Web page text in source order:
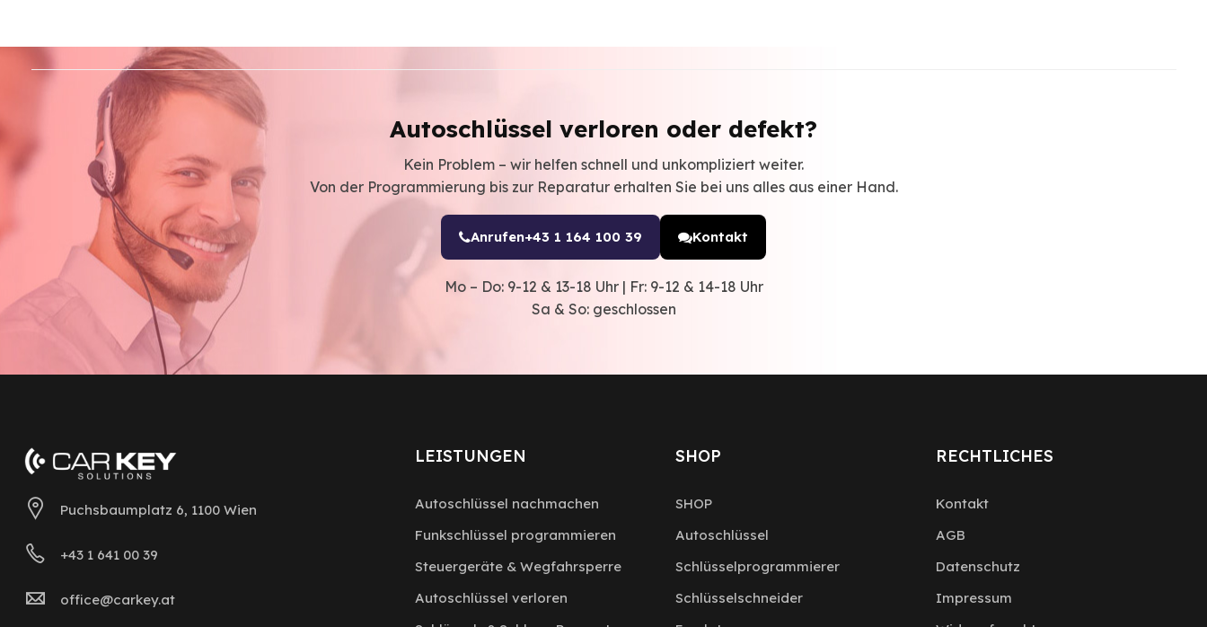
Autoschlüssel verloren oder defekt?
Kein Problem – wir helfen schnell und unkompliziert weiter.
Von der Programmierung bis zur Reparatur erhalten Sie bei uns alles aus einer Hand.
Anrufen+43 1 164 100 39 Kontakt
Mo – Do: 9-12 & 13-18 Uhr | Fr: 9-12 & 14-18 Uhr
Sa & So: geschlossen
Puchsbaumplatz 6, 1100 Wien
+43 1 641 00 39
office@carkey.at
LEISTUNGEN
Autoschlüssel nachmachen
Funkschlüssel programmieren
Steuergeräte & Wegfahrsperre
Autoschlüssel verloren
SHOP
SHOP
Autoschlüssel
Schlüsselprogrammierer
Schlüsselschneider
RECHTLICHES
Kontakt
AGB
Datenschutz
Impressum